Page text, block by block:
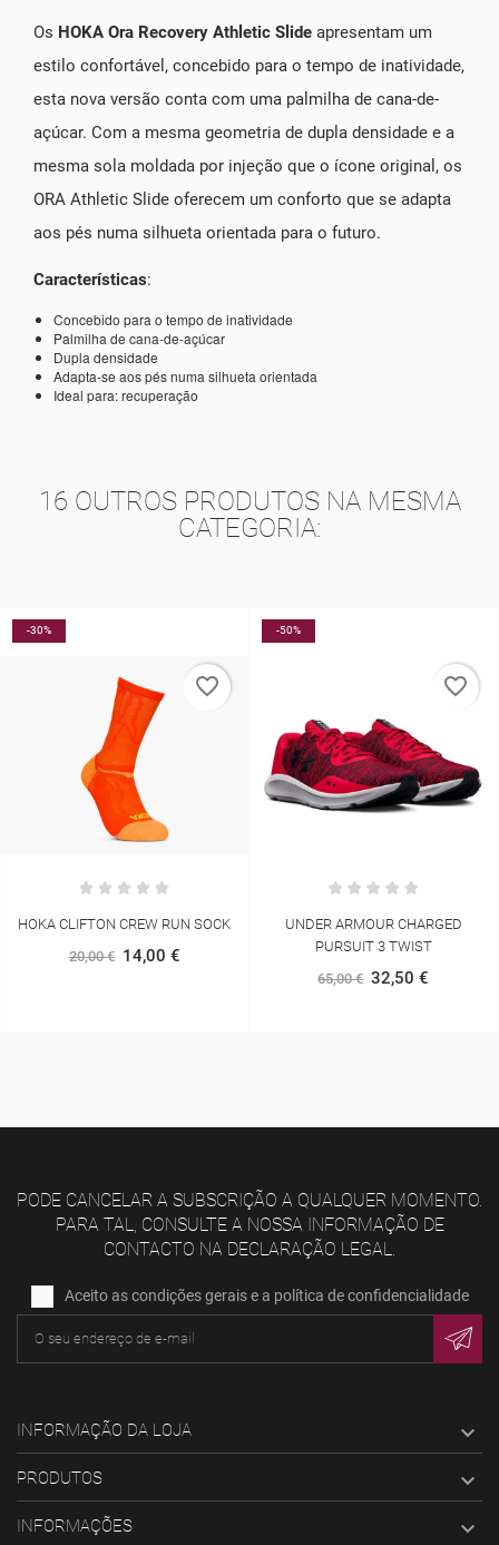
Os HOKA Ora Recovery Athletic Slide apresentam um
estilo confortável, concebido para o tempo de inatividade,
esta nova versão conta com uma palmilha de cana-de-
açúcar. Com a mesma geometria de dupla densidade e a
mesma sola moldada por injeção que o ícone original, os
ORA Athletic Slide oferecem um conforto que se adapta
aos pés numa silhueta orientada para o futuro.
Características:
Concebido para o tempo de inatividade
Palmilha de cana-de-açúcar
Dupla densidade
Adapta-se aos pés numa silhueta orientada
Ideal para: recuperação
16 OUTROS PRODUTOS NA MESMA
CATEGORIA:
UNDER ARMOUR CHARGED
PURSUIT 3 TWIST
ASICS FUJITRAIL CREW
22,00 €
PODE CANCELAR A SUBSCRIÇÃO A QUALQUER MOMENTO.
PARA TAL, CONSULTE A NOSSA INFORMAÇÃO DE
CONTACTO NA DECLARAÇÃO LEGAL.
Aceito as condições gerais e a política de confidencialidade
INFORMAÇÃO DA LOJA 
PRODUTOS 
INFORMAÇÕES 